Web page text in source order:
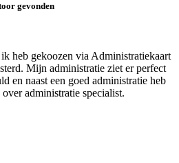
gevonden
heb gekoozen via Administratiekaart
Mijn administratie ziet er perfect
en naast een goed administratie heb
administratie specialist.